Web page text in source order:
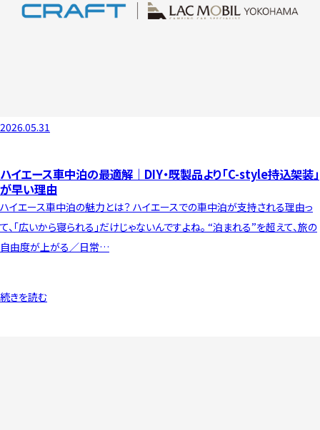
2026.05.31
ハイエース車中泊の最適解｜DIY・既製品より「C-style持込架装」
が早い理由
ハイエース車中泊の魅力とは？ ハイエースでの車中泊が支持される理由っ
て、「広いから寝られる」だけじゃないんですよね。 “泊まれる”を超えて、旅の
自由度が上がる／日常…
続きを読む